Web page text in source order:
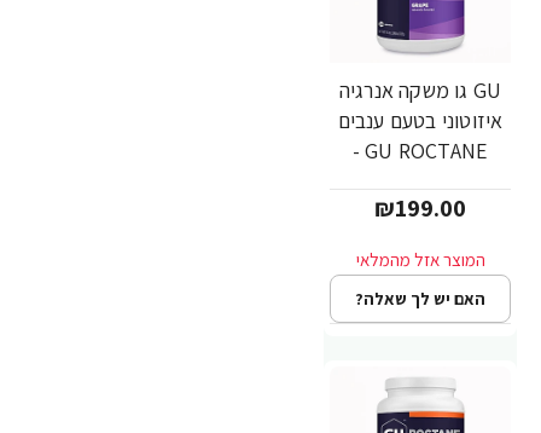
GU גו משקה אנרגיה
איזוטוני בטעם ענבים
GU ROCTANE -
₪199.00
האם יש לך שאלה?